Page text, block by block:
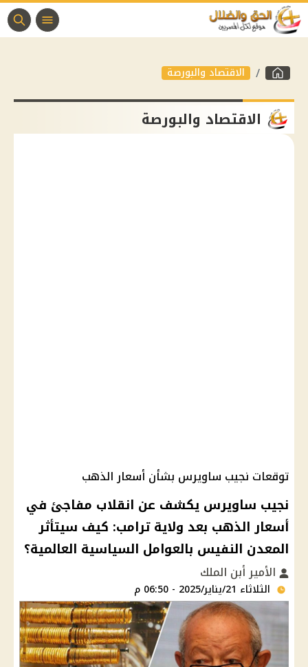
الاقتصاد والبورصة
الاقتصاد والبورصة
توقعات نجيب ساويرس بشأن أسعار الذهب
نجيب ساويرس يكشف عن انقلاب مفاجئ في
أسعار الذهب بعد ولاية ترامب: كيف سيتأثر
المعدن النفيس بالعوامل السياسية العالمية؟
الأمير أبن الملك
الثلاثاء 21/يناير/2025 - 06:50 م